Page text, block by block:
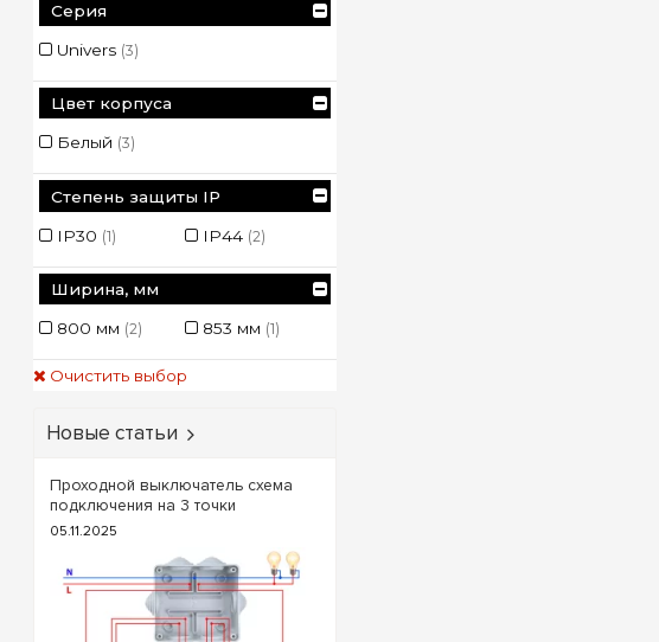
Серия
Univers (3)
Цвет корпуса
Белый (3)
Степень защиты IP
IP30 (1) IP44 (2)
Ширина, мм
800 мм (2) 853 мм (1)
Очистить выбор
Новые статьи
Проходной выключатель схема
подключения на 3 точки
05.11.2025